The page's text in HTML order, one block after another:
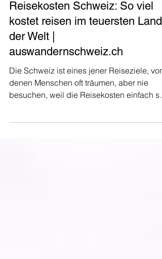
Auswandern Schweiz
Reisekosten Schweiz: So viel
kostet reisen im teuersten Land
der Welt |
auswandernschweiz.ch
Die Schweiz ist eines jener Reiseziele, von